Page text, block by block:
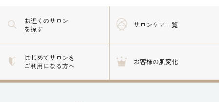
お近くのサロン
を探す
サロンケア一覧
はじめてサロンを
ご利用になる方へ
お客様の肌変化